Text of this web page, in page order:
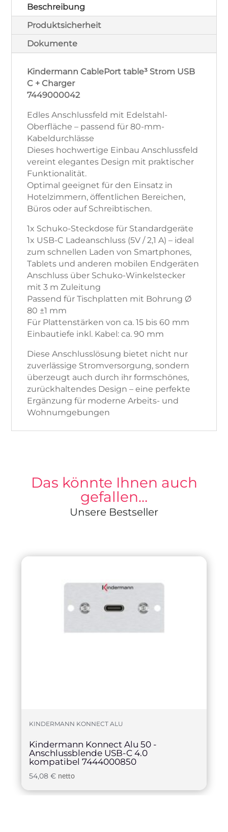
7449000042
Menge
Beschreibung
Produktsicherheit
Dokumente
Kindermann CablePort table³ Strom USB
C + Charger
7449000042
Edles Anschlussfeld mit Edelstahl-
Oberfläche – passend für 80-mm-
Kabeldurchlässe
Dieses hochwertige Einbau Anschlussfeld
vereint elegantes Design mit praktischer
Funktionalität.
Optimal geeignet für den Einsatz in
Hotelzimmern, öffentlichen Bereichen,
Büros oder auf Schreibtischen.
1x Schuko-Steckdose für Standardgeräte
1x USB-C Ladeanschluss (5V / 2,1 A) – ideal
zum schnellen Laden von Smartphones,
Tablets und anderen mobilen Endgeräten
Anschluss über Schuko-Winkelstecker
mit 3 m Zuleitung
Passend für Tischplatten mit Bohrung Ø
80 ±1 mm
Für Plattenstärken von ca. 15 bis 60 mm
Einbautiefe inkl. Kabel: ca. 90 mm
Diese Anschlusslösung bietet nicht nur
zuverlässige Stromversorgung, sondern
überzeugt auch durch ihr formschönes,
zurückhaltendes Design – eine perfekte
Ergänzung für moderne Arbeits- und
Wohnumgebungen
Das könnte Ihnen auch
gefallen…
Unsere Bestseller
KINDERMANN KONNECT ALU
Kindermann Konnect Alu 50 -
Anschlussblende USB-C 4.0
kompatibel 7444000850
54,08€ netto